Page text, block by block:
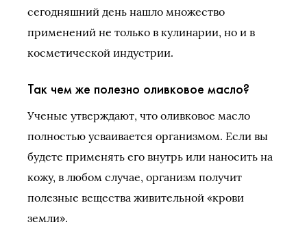
сегодняшний день нашло множество
применений не только в кулинарии, но и в
косметической индустрии.
Так чем же полезно оливковое масло?
Ученые утверждают, что оливковое масло
полностью усваивается организмом. Если вы
будете применять его внутрь или наносить на
кожу, в любом случае, организм получит
полезные вещества живительной «крови
земли».